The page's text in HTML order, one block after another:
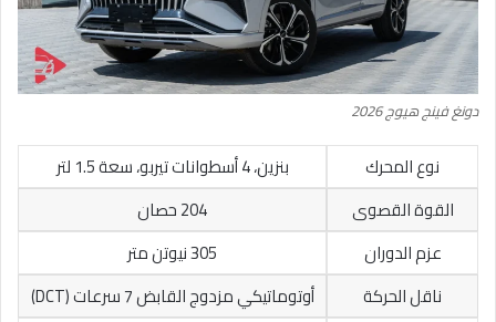
دونغ فينج هيوج 2026
نوع المحرك
بنزين، 4 أسطوانات تيربو، سعة 1.5 لتر
القوة القصوى
204 حصان
عزم الدوران
305 نيوتن متر
ناقل الحركة
أوتوماتيكي مزدوج القابض 7 سرعات (DCT)